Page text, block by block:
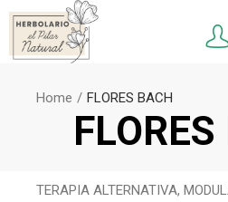
Home FLORES BACH
TERAPIA ALTERNATIVA,